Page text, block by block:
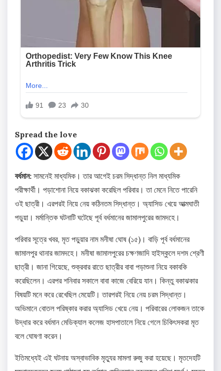
Spread the love
বর্ধমান: সামনেই মাধ্যমিক। তার আগেই চরম সিদ্ধান্ত নিল মাধ্যমিক
পরীক্ষার্থী। পড়াশোনা নিয়ে বকাঝকা করেছিল পরিবার। তা মেনে নিতে পারেনি
ওই ছাত্রী। এরপরই নিয়ে নেয় কঠিনতম সিদ্ধান্ত। অ্যাসিড খেয়ে আত্মঘাতী
পড়ুয়া। মর্মান্তিক ঘটনাটি ঘটেছে পূর্ব বর্ধমানের জামালপুরের জামদহে।
পরিবার সূত্রে খবর, মৃত পড়ুয়ার নাম মনীষা ঘোষ (১৫)। বাড়ি পূর্ব বর্ধমানের
জামালপুর থানার জামদহে। মনীষা জামালপুরের চক্ষণজাদি হাইস্কুলে দশম শ্রেণী
ছাত্রী। জানা গিয়েছে, শুক্রবার রাতে ছাত্রীর বাবা পড়াশুনা নিয়ে বকাবকি
করেছিলেন। এরপর শনিবার সকালে বাবা কাজে বেরিয়ে যান। কিন্তু বকাঝকার
বিষয়টি মনে করে রেখেছিল মেয়েটি। তারপরই নিয়ে নেয় চরম সিদ্ধান্ত।
অভিমানে বোতল পরিষ্কার করার অ্যাসিড খেয়ে নেয়। পরিবারের লোকজন তাকে
উদ্ধার করে বর্ধমান মেডিক্যাল কলেজ হাসপাতালে নিয়ে গেলে চিকিৎসকরা মৃত
বলে ঘোষণা করেন।
ইতিমধ্যেই এই ঘটনায় অস্বাভাবিক মৃত্যুর মামলা রুজু করা হয়েছে। মৃতদেহটি